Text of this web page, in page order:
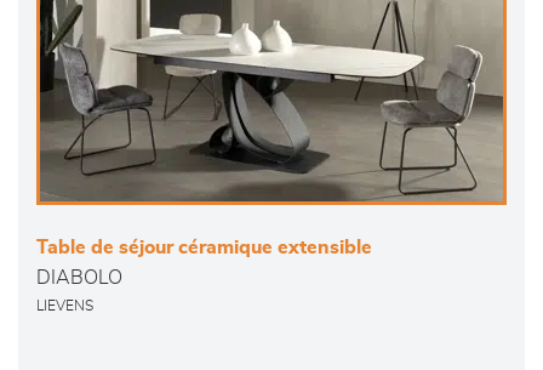
Table de séjour céramique extensible
DIABOLO
LIEVENS